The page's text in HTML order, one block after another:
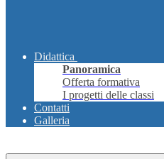
Didattica
Panoramica
Offerta formativa
I progetti delle classi
Contatti
Galleria